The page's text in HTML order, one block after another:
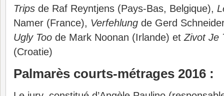
Trips de Raf Reyntjens (Pays-Bas, Belgique),
Namer (France), Verfehlung de Gerd
Ugly Too de Mark Noonan (Irlande) et Zivot Je
(Croatie)
Palmarès courts-métrages 2016 :